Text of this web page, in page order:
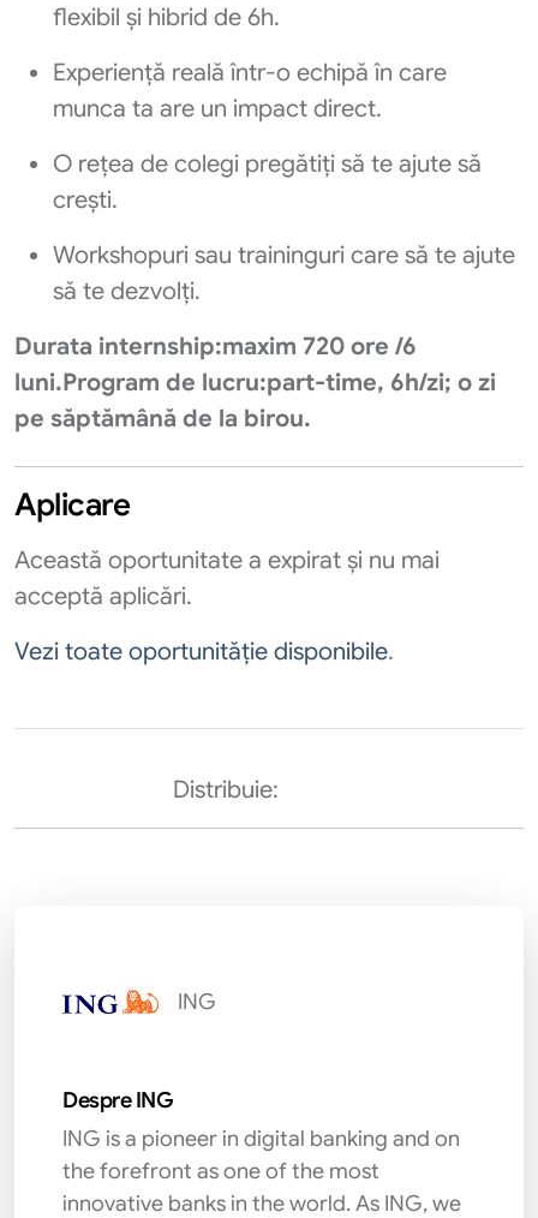
flexibil și hibrid de 6h.
Experiență reală într-o echipă în care
munca ta are un impact direct.
O rețea de colegi pregătiți să te ajute să
crești.
Workshopuri sau traininguri care să te ajute
să te dezvolți.
Durata internship:maxim 720 ore /6
luni.Program de lucru:part-time, 6h/zi; o zi
pe săptămână de la birou.
Aplicare
Această oportunitate a expirat și nu mai
acceptă aplicări.
Vezi toate oportunităție disponibile.
Distribuie:
ING
Despre ING
ING is a pioneer in digital banking and on
the forefront as one of the most
innovative banks in the world. As ING, we